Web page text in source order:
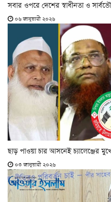
সবার ওপরে দেশের স্বাধীনতা ও
০৬ জানুয়ারী ২০২৬
ছাড় পাওয়া চার আসনেই চ্যালেঞ্জের মুখে
০৩ জানুয়ারী ২০২৬